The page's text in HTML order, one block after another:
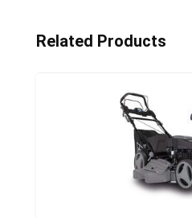
Related Products